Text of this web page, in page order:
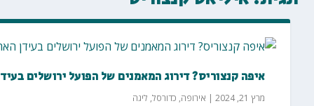
איפה קנצוריס? דירוג המאמנים של הפועל ירושלים
מרץ 21, 2024 | אירופה, כדורסל, ליגה